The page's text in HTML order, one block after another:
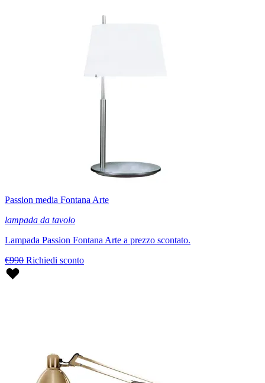
Passion media Fontana Arte
lampada da tavolo
Lampada Passion Fontana Arte a prezzo scontato.
€990 Richiedi sconto